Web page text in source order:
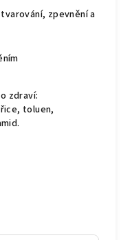
zpevnění a
zdraví:
toluen,